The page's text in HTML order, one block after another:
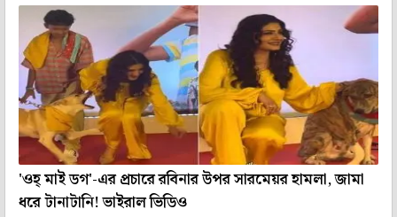
'ওহ্ মাই ডগ'-এর প্রচারে রবিনার উপর সারমেয়র হামলা, জামা
ধরে টানাটানি! ভাইরাল ভিডিও